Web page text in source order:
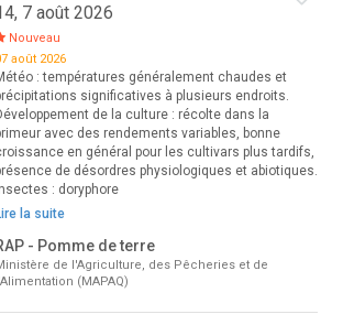
7 août 2026
Nouveau
août 2026
: températures généralement chaudes et
significatives à plusieurs endroits.
de la culture : récolte dans la
avec des rendements variables, bonne
en général pour les cultivars plus tardifs,
de désordres physiologiques et abiotiques.
Insectes : doryphore
la suite
- Pomme de terre
de l'Agriculture, des Pêcheries et de
(MAPAQ)